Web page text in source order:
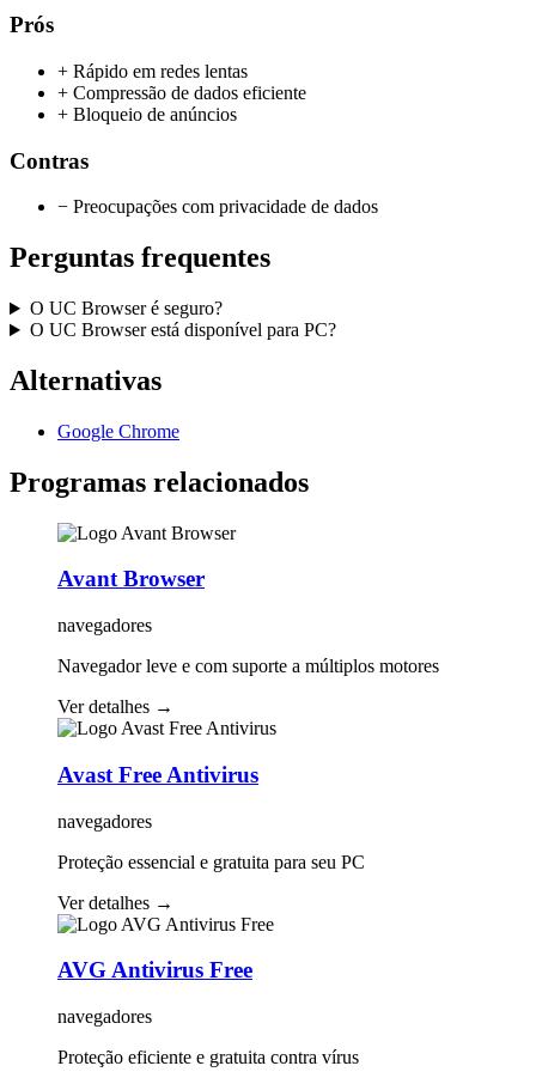
Prós
+ Rápido em redes lentas
+ Compressão de dados eficiente
+ Bloqueio de anúncios
Contras
− Preocupações com privacidade de dados
Perguntas frequentes
O UC Browser é seguro?
O UC Browser está disponível para PC?
Alternativas
Google Chrome
Programas relacionados
Avant Browser
navegadores
Navegador leve e com suporte a múltiplos motores
Ver detalhes →
Avast Free Antivirus
navegadores
Proteção essencial e gratuita para seu PC
Ver detalhes →
AVG Antivirus Free
navegadores
Proteção eficiente e gratuita contra vírus